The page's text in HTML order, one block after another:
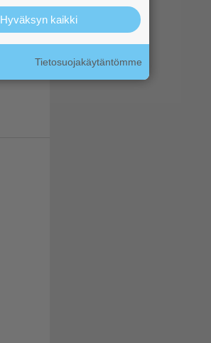
Hyväksyn kaikki
Tietosuojakäytäntömme